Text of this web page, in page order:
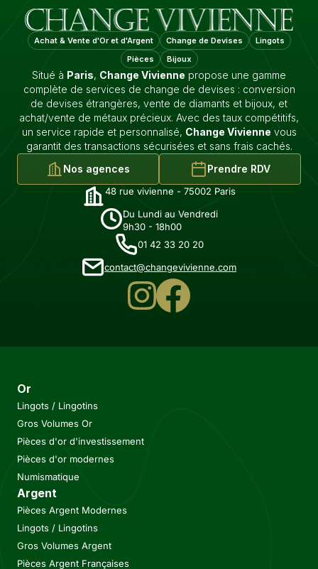
Achat & Vente d'Or et d'Argent Change de Devises
Lingots
Pièces
Bijoux
Situé à Paris, Change Vivienne propose une gamme
complète de services de change de devises : conversion
de devises étrangères, vente de diamants et bijoux, et
achat/vente de métaux précieux. Avec des taux compétitifs,
un service rapide et personnalisé, Change Vivienne vous
garantit des transactions sécurisées et sans frais cachés.
Nos agences
Prendre RDV
48 rue vivienne - 75002 Paris
Du Lundi au Vendredi
9h30 - 18h00
01 42 33 20 20
contact@changevivienne.com
Or
Lingots / Lingotins
Gros Volumes Or
Pièces d'or d'investissement
Pièces d'or modernes
Numismatique
Argent
Pièces Argent Modernes
Lingots / Lingotins
Gros Volumes Argent
Pièces Argent Françaises